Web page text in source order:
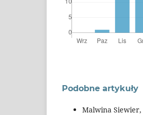
Podobne artykuły
Malwina Siewier,